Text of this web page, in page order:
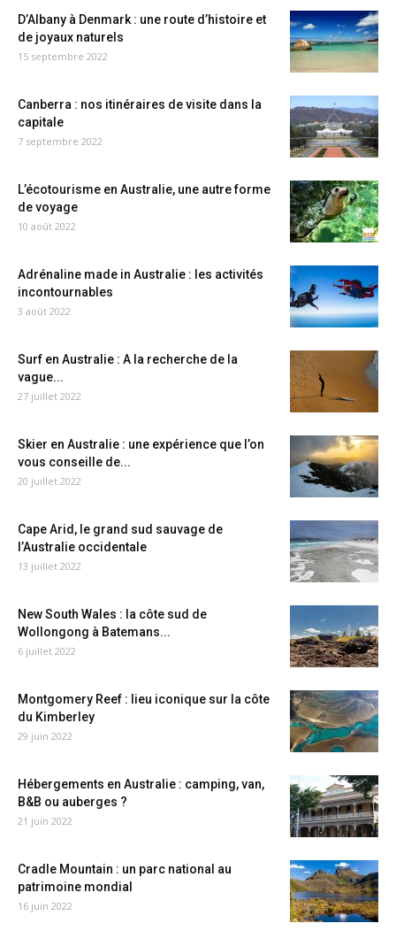
D’Albany à Denmark : une route d’histoire et
de joyaux naturels
15 septembre 2022
Canberra : nos itinéraires de visite dans la
capitale
7 septembre 2022
L’écotourisme en Australie, une autre forme
de voyage
10 août 2022
Adrénaline made in Australie : les activités
incontournables
3 août 2022
Surf en Australie : A la recherche de la
vague...
27 juillet 2022
Skier en Australie : une expérience que l’on
vous conseille de...
20 juillet 2022
Cape Arid, le grand sud sauvage de
l’Australie occidentale
13 juillet 2022
New South Wales : la côte sud de
Wollongong à Batemans...
6 juillet 2022
Montgomery Reef : lieu iconique sur la côte
du Kimberley
29 juin 2022
Hébergements en Australie : camping, van,
B&B ou auberges ?
21 juin 2022
Cradle Mountain : un parc national au
patrimoine mondial
16 juin 2022